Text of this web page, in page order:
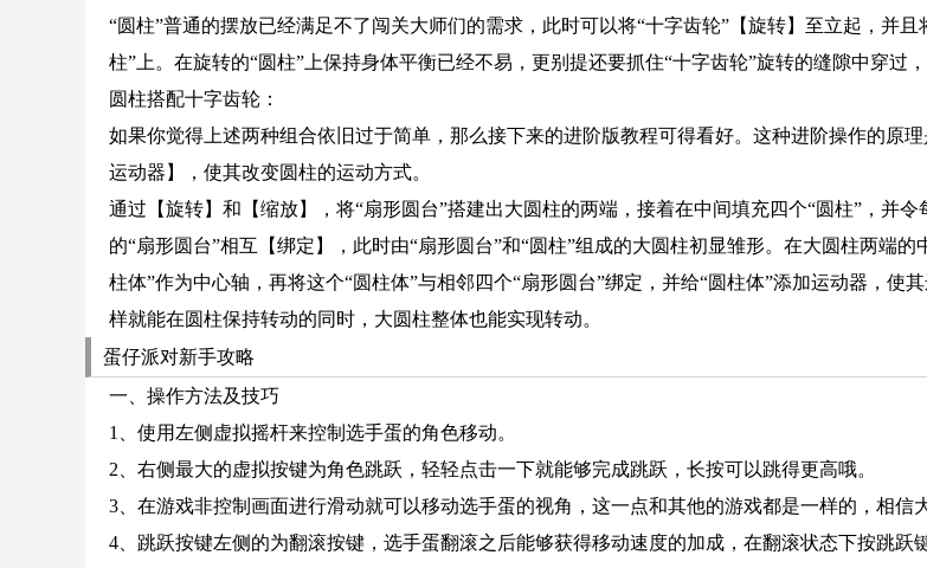
“圆柱”普通的摆放已经满足不了闯关大师们的需求，此时可以将“十字齿轮”【旋转】至立起，并且
柱”上。在旋转的“圆柱”上保持身体平衡已经不易，更别提还要抓住“十字齿轮”旋转的缝隙中穿过，
圆柱搭配十字齿轮：
如果你觉得上述两种组合依旧过于简单，那么接下来的进阶版教程可得看好。这种进阶操作的原
运动器】，使其改变圆柱的运动方式。
通过【旋转】和【缩放】，将“扇形圆台”搭建出大圆柱的两端，接着在中间填充四个“圆柱”，并令
的“扇形圆台”相互【绑定】，此时由“扇形圆台”和“圆柱”组成的大圆柱初显雏形。在大圆柱两端的
柱体”作为中心轴，再将这个“圆柱体”与相邻四个“扇形圆台”绑定，并给“圆柱体”添加运动器，使
样就能在圆柱保持转动的同时，大圆柱整体也能实现转动。
蛋仔派对新手攻略
一、操作方法及技巧
1、使用左侧虚拟摇杆来控制选手蛋的角色移动。
2、右侧最大的虚拟按键为角色跳跃，轻轻点击一下就能够完成跳跃，长按可以跳得更高哦。
3、在游戏非控制画面进行滑动就可以移动选手蛋的视角，这一点和其他的游戏都是一样的，相信
4、跳跃按键左侧的为翻滚按键，选手蛋翻滚之后能够获得移动速度的加成，在翻滚状态下按跳跃